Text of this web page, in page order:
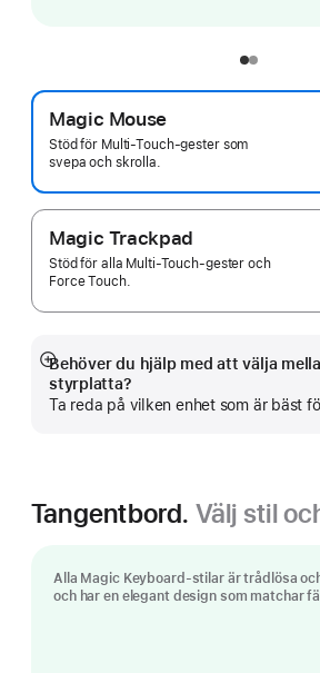
Magic Mouse
Stöd för Multi‑Touch-gester som
svepa och skrolla.
Magic Trackpad
Stöd för alla Multi‑Touch-gester och
Force Touch.
Behöver du hjälp med att välja
styrplatta?
Ta reda på vilken enhet som är bäst
Visa
mer
Tangentbord. Välj stil
Alla Magic Keyboard-stilar är trådlösa
och har en elegant design som matchar